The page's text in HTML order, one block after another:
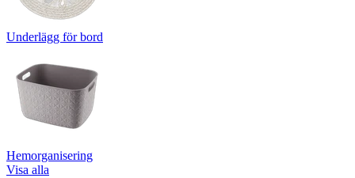
Underlägg för bord
Hemorganisering
Visa alla